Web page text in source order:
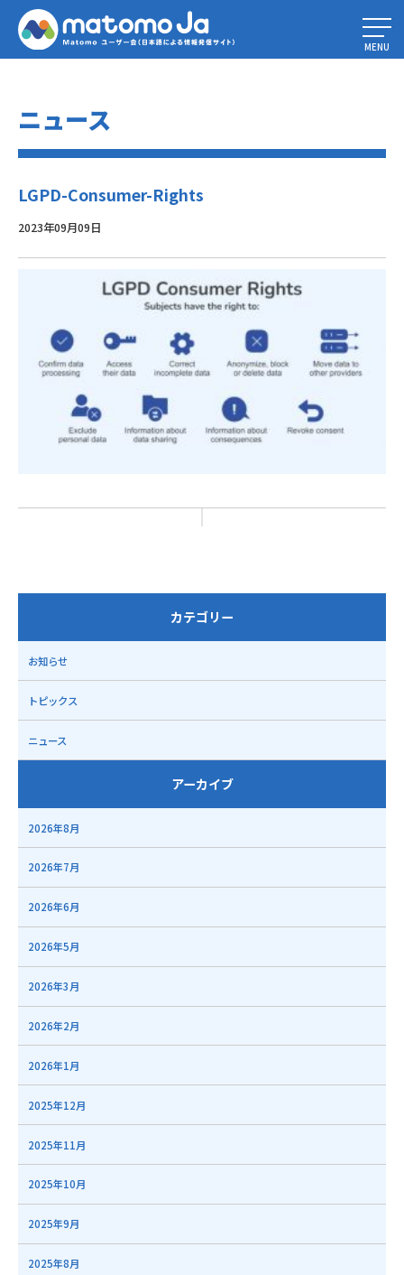
Home» LGPD：ブラジルの新データ保護法を解明する
Rights
MENU
ニュース
LGPD-Consumer-Rights
2023年09月09日
カテゴリー
お知らせ
トピックス
ニュース
アーカイブ
2026年8月
2026年7月
2026年6月
2026年5月
2026年3月
2026年2月
2026年1月
2025年12月
2025年11月
2025年10月
2025年9月
2025年8月